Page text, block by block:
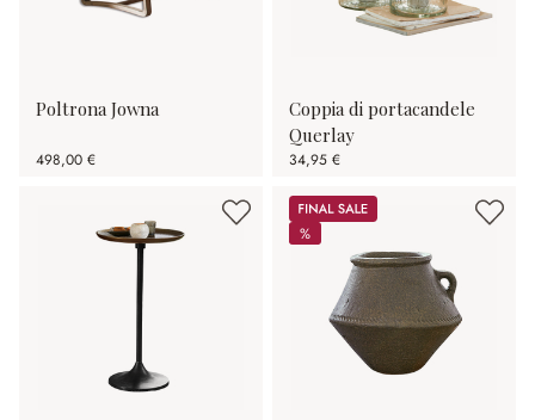
Poltrona Jowna
498,00 €
Coppia di portacandele
Querlay
34,95 €
Sale
%
%